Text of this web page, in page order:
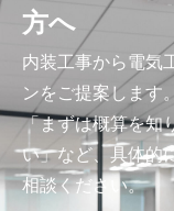
方へ
内装工事から電気
ンをご提案します。
「まずは概算を知
い」など、具体的
相談ください。